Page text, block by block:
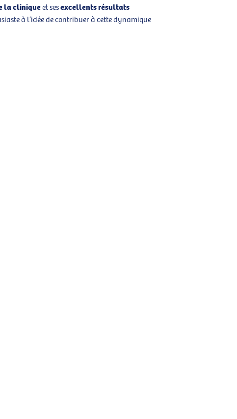
la cliniqueet sesexcellents résultats
à l’idée de contribuer à cette dynamique